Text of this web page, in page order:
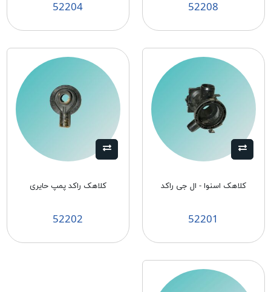
52208
52204
کلاهک اسنوا - ال جی راکد
52201
کلاهک راکد پمپ حایری
52202